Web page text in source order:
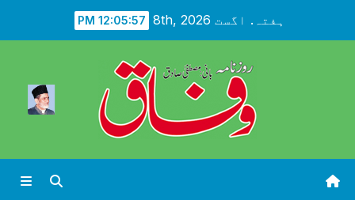
ہفتہ. اگست 8th, 2026 12:05:59 PM